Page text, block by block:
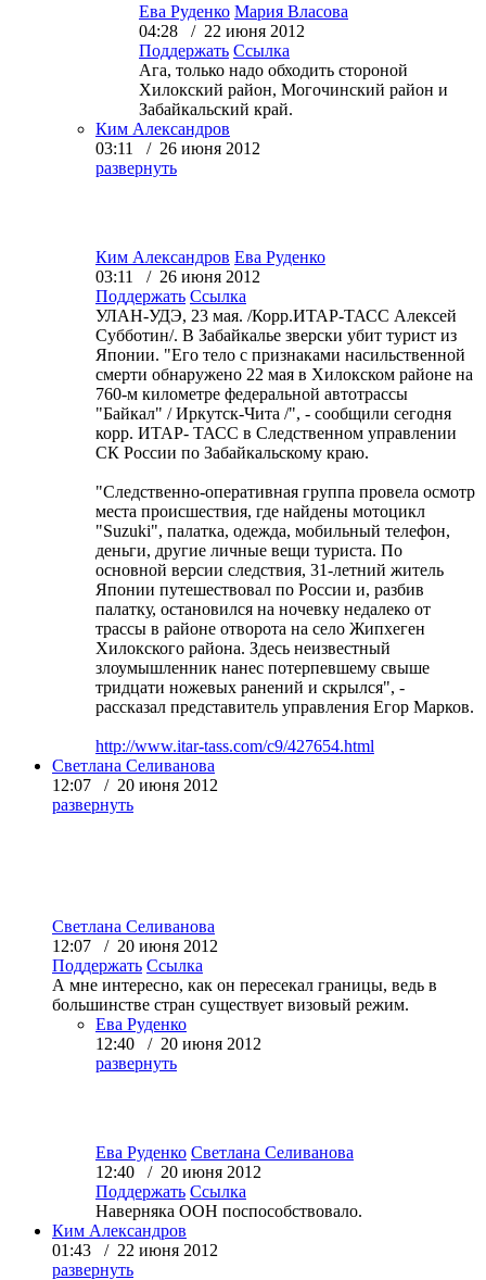
Ева Руденко Мария Власова
04:28 / 22 июня 2012
Поддержать Ссылка
Ага, только надо обходить стороной
Хилокский район, Могочинский район и
Забайкальский край.
Ким Александров
03:11 / 26 июня 2012
развернуть
Ким Александров Ева Руденко
03:11 / 26 июня 2012
Поддержать Ссылка
УЛАН-УДЭ, 23 мая. /Корр.ИТАР-ТАСС Алексей
Субботин/. В Забайкалье зверски убит турист из
Японии. "Его тело с признаками насильственной
смерти обнаружено 22 мая в Хилокском районе на
760-м километре федеральной автотрассы
"Байкал" / Иркутск-Чита /", - сообщили сегодня
корр. ИТАР- ТАСС в Следственном управлении
СК России по Забайкальскому краю.
"Следственно-оперативная группа провела осмотр
места происшествия, где найдены мотоцикл
"Suzuki", палатка, одежда, мобильный телефон,
деньги, другие личные вещи туриста. По
основной версии следствия, 31-летний житель
Японии путешествовал по России и, разбив
палатку, остановился на ночевку недалеко от
трассы в районе отворота на село Жипхеген
Хилокского района. Здесь неизвестный
злоумышленник нанес потерпевшему свыше
тридцати ножевых ранений и скрылся", -
рассказал представитель управления Егор Марков.
http://www.itar-tass.com/c9/427654.html
Светлана Селиванова
12:07 / 20 июня 2012
развернуть
Светлана Селиванова
12:07 / 20 июня 2012
Поддержать Ссылка
А мне интересно, как он пересекал границы, ведь в
большинстве стран существует визовый режим.
Ева Руденко
12:40 / 20 июня 2012
развернуть
Ева Руденко Светлана Селиванова
12:40 / 20 июня 2012
Поддержать Ссылка
Наверняка ООН поспособствовало.
Ким Александров
01:43 / 22 июня 2012
развернуть